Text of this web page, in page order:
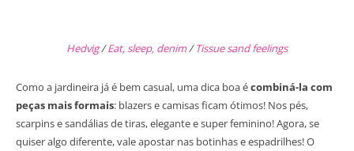
Hedvig/Eat, sleep, denim/Tissue sand feelings
Como a jardineira já é bem casual, uma dica boa écombiná-la com
peças mais formais: blazers e camisas ficam ótimos! Nos pés,
scarpins e sandálias de tiras, elegante e super feminino! Agora, se
quiser algo diferente, vale apostar nas botinhas e espadrilhes! O